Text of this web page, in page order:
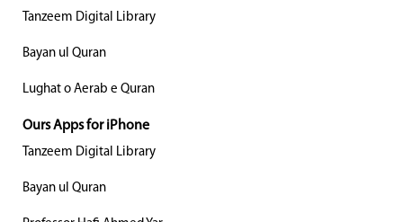
Tanzeem Digital Library
Bayan ul Quran
Lughat o Aerab e Quran
Ours Apps for iPhone
Tanzeem Digital Library
Bayan ul Quran